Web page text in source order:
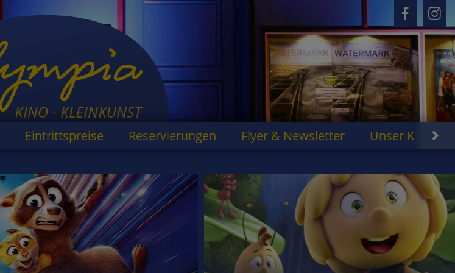
Eintrittspreise Reservierungen Flyer & Newsletter Unser Kino